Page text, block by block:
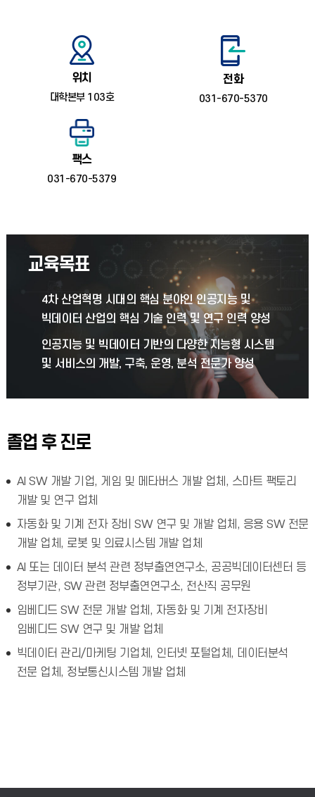
위치
대학본부 103호
전화
031-670-5370
팩스
031-670-5379
교육목표
4차 산업혁명 시대의 핵심 분야인 인공지능 및
빅데이터 산업의 핵심 기술 인력 및 연구 인력 양성
인공지능 및 빅데이터 기반의 다양한 지능형 시스템
및 서비스의 개발, 구축, 운영, 분석 전문가 양성
졸업 후 진로
AI SW 개발 기업, 게임 및 메타버스 개발 업체, 스마트 팩토리
개발 및 연구 업체
자동화 및 기계 전자 장비 SW 연구 및 개발 업체, 응용 SW 전문
개발 업체, 로봇 및 의료시스템 개발 업체
AI 또는 데이터 분석 관련 정부출연연구소, 공공빅데이터센터 등
정부기관, SW 관련 정부출연연구소, 전산직 공무원
임베디드 SW 전문 개발 업체, 자동화 및 기계 전자장비
임베디드 SW 연구 및 개발 업체
빅데이터 관리/마케팅 기업체, 인터넷 포털업체, 데이터분석
전문 업체, 정보통신시스템 개발 업체